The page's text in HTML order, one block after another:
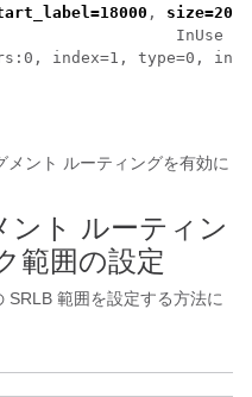
, size=2000
InUse
index=1, type=0,
ント ルーティングを有効に
ント ルーティン
範囲の設定
SRLB 範囲を設定する方法に